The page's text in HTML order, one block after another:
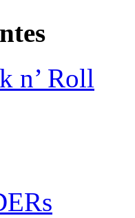
n’ Roll